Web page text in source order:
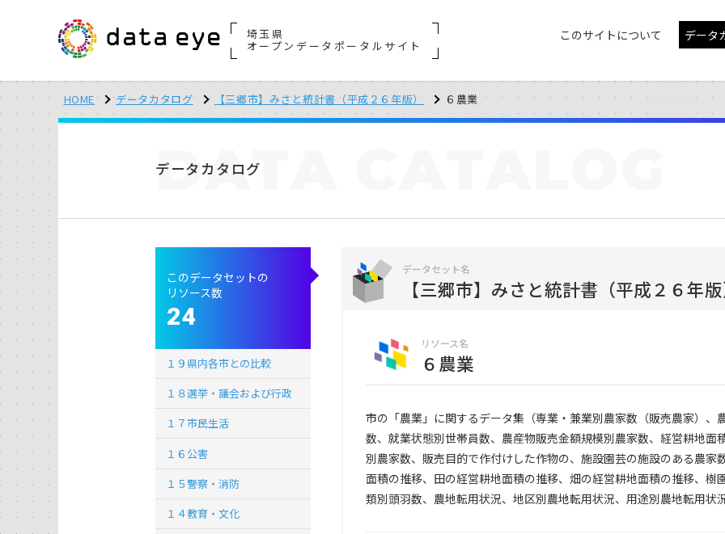
埼玉県
オープンデータポータルサイト
このサイトについて データ
HOME データカタログ 【三郷市】みさと統計書（平成２６年版） ６農業
データカタログ
DATA
データセット名
【三郷市】みさと統計書（平成２６年
リソース名
６農業
市の「農業」に関するデータ集（専業・兼業別農家数（販売農家）、
数、就業状態別世帯員数、農産物販売金額規模別農家数、経営耕地面
別農家数、販売目的で作付けした作物の、施設園芸の施設のある農家
面積の推移、田の経営耕地面積の推移、畑の経営耕地面積の推移、樹
類別頭羽数、農地転用状況、地区別農地転用状況、用途別農地転用状
このデータセットの
リソース数
24
１９県内各市との比較
１８選挙・議会および行政
１７市民生活
１６公害
１５警察・消防
１４教育・文化